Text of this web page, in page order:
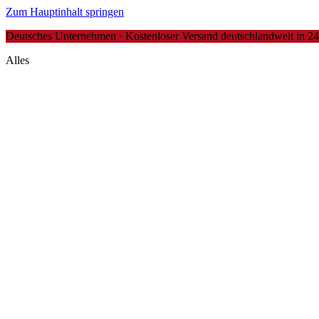
Zum Hauptinhalt springen
Deutsches Unternehmen · Kostenloser Versand deutschlandweit in
Alles